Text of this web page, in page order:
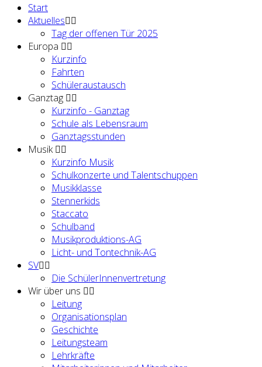
Start
Aktuelles
Tag der offenen Tür 2025
Europa
Kurzinfo
Fahrten
Schüleraustausch
Ganztag
Kurzinfo - Ganztag
Schule als Lebensraum
Ganztagsstunden
Musik
Kurzinfo Musik
Schulkonzerte und Talentschuppen
Musikklasse
Stennerkids
Staccato
Schulband
Musikproduktions-AG
Licht- und Tontechnik-AG
SV
Die SchülerInnenvertretung
Wir über uns
Leitung
Organisationsplan
Geschichte
Leitungsteam
Lehrkräfte